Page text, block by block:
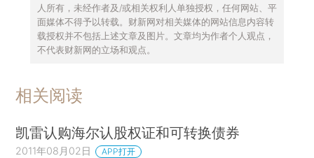
人所有，未经作者及/或相关权利人单独授权，任何网站、平
面媒体不得予以转载。财新网对相关媒体的网站信息内容转
载授权并不包括上述文章及图片。文章均为作者个人观点，
不代表财新网的立场和观点。
相关阅读
凯雷认购海尔认股权证和可转换债券
2011年08月02日 APP打开